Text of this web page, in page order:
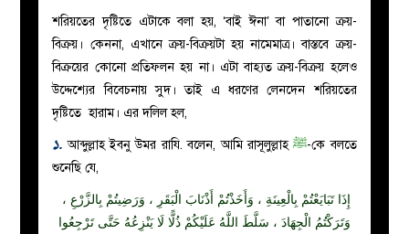
শরিয়তের দৃষ্টিতে এটাকে বলা হয়, ‘বাই ঈনা’ বা পাতানো ক্রয়-
বিক্রয়। কেননা, এখানে ক্রয়-বিক্রয়টা হয় নামেমাত্র। বাস্তবে ক্রয়-
বিক্রয়ের কোনো প্রতিফলন হয় না। এটা বাহ্যত ক্রয়-বিক্রয় হলেও
উদ্দেশ্যের বিবেচনায় সুদ। তাই এ ধরণের লেনদেন শরিয়তের
দৃষ্টিতে হারাম। এর দলিল হল,
১. আব্দুল্লাহ ইবনু উমর রাযি. বলেন, আমি রাসূলুল্লাহﷺ-কে বলতে
শুনেছি যে,
إِذَاتَبَايَعْتُمْ بِالْعِينَةِ ، وَأَخَذْتُمْ أَذْنَابَ الْبَقَرِ ، وَرَضِيتُمْ بِالزَّرْعِ ،
وَتَرَكْتُمُ الْجِهَادَ ، سَلَّطَ اللَّهُ عَلَيْكُمْ ذُلًّا لَا يَنْزِعُهُ حَتَّى تَرْجِعُوا